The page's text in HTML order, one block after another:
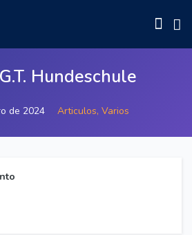
Hundeschule
de 2024 Articulos, Varios